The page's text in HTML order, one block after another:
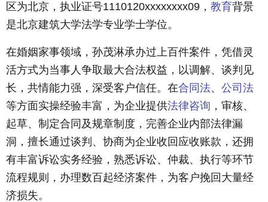
区为北京，执业证号1110120xxxxxxxx09， 教育背景
是北京建筑大学法学专业学士学位。
在婚姻家事领域，孙茂淋承办过上百件案件，凭借灵
活方式为当事人争取最大合法权益，以调解、谈判见
长，共情能力强，深受客户信任。在合同法、 公司法
等方面实操经验丰富，为企业提供法律咨询 ，审核、
起草、制定合同及规章制度，完善企业内部法律漏
洞，擅长通过谈判、协商为企业收回应收账款，还拥
有丰富诉讼实务经验，熟悉诉讼、仲裁、执行等环节
流程规则，办理数百起经济案件，为客户挽回大量经
济损失。